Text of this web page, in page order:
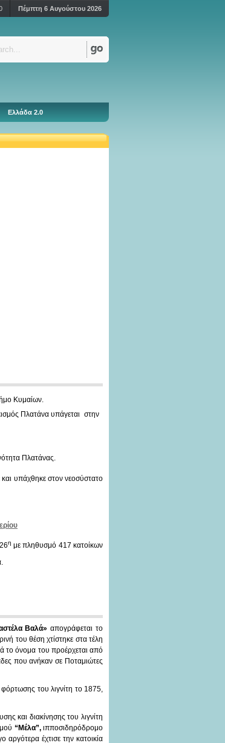
Πέμπτη 6 Αυγούστου 2026
Ελλάδα 2.0
Κυμαίων.
Πλατάνα υπάγεται στην
Πλατάνας.
υπάχθηκε στον νεοσύστατο
η με πληθυσμό 417 κατοίκων
Βαλά» απογράφεται το
του θέση χτίστηκε στα τέλη
το όνομα του προέρχεται από
που ανήκαν σε Ποταμιώτες
του λιγνίτη το 1875,
και διακίνησης του λιγνίτη
“Μέλα”,ιπποσιδηρόδρομο
έχτισε την κατοικία